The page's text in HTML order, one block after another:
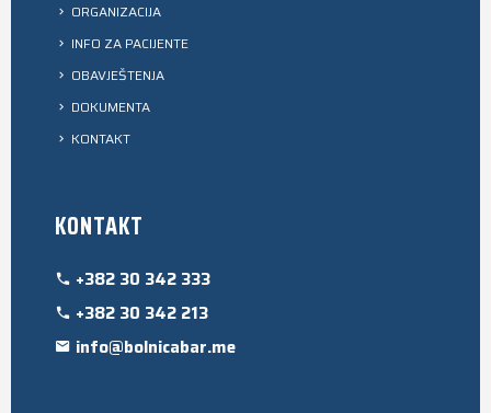
ORGANIZACIJA
INFO ZA PACIJENTE
OBAVJEŠTENJA
DOKUMENTA
KONTAKT
KONTAKT
+382 30 342 333
+382 30 342 213
info@bolnicabar.me